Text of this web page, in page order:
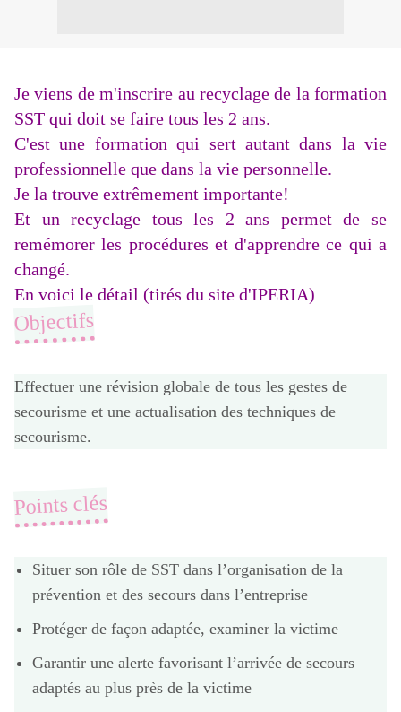
Je viens de m'inscrire au recyclage de la formation
SST qui doit se faire tous les 2 ans.
C'est une formation qui sert autant dans la vie
professionnelle que dans la vie personnelle.
Je la trouve extrêmement importante!
Et un recyclage tous les 2 ans permet de se
remémorer les procédures et d'apprendre ce qui a
changé.
En voici le détail (tirés du site d'IPERIA)
Objectifs
Effectuer une révision globale de tous les gestes de
secourisme et une actualisation des techniques de
secourisme.
Points clés
Situer son rôle de SST dans l’organisation de la
prévention et des secours dans l’entreprise
Protéger de façon adaptée, examiner la victime
Garantir une alerte favorisant l’arrivée de secours
adaptés au plus près de la victime